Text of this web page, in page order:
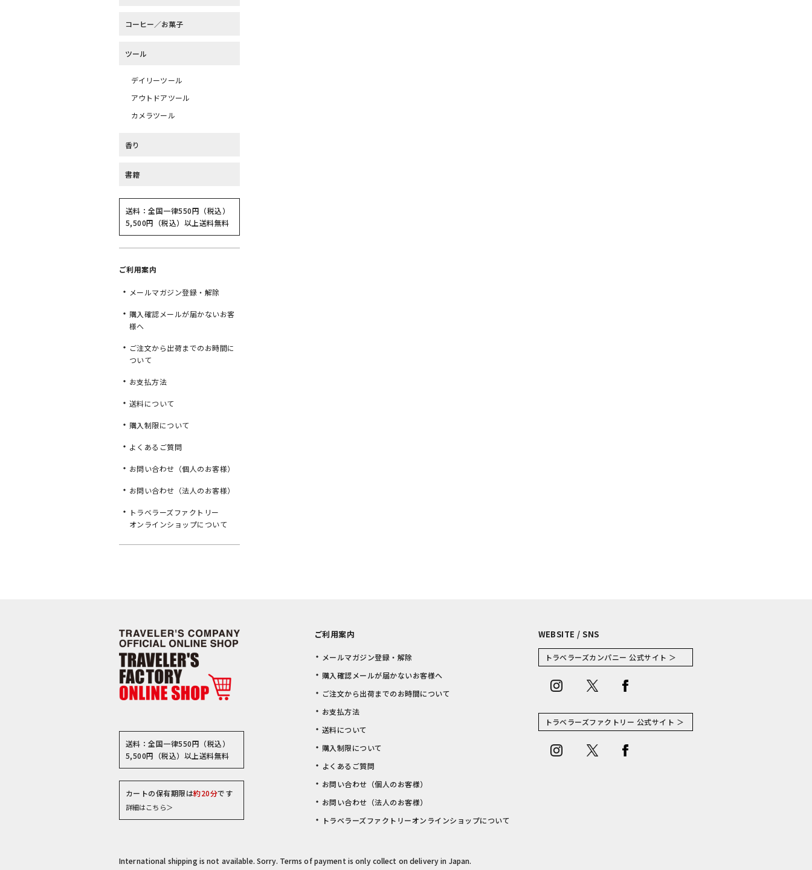
コーヒー／お菓子
ツール
デイリーツール
アウトドアツール
カメラツール
香り
書籍
送料：全国一律550円（税込）
5,500円（税込）以上送料無料
ご利用案内
メールマガジン登録・解除
購入確認メールが届かないお客
様へ
ご注文から出荷までのお時間に
ついて
お支払方法
送料について
購入制限について
よくあるご質問
お問い合わせ（個人のお客様）
お問い合わせ（法人のお客様）
トラベラーズファクトリー
オンラインショップについて
送料：全国一律550円（税込）
5,500円（税込）以上送料無料
カートの保有期限は約20分です
詳細はこちら＞
ご利用案内
メールマガジン登録・解除
購入確認メールが届かないお客様へ
ご注文から出荷までのお時間について
お支払方法
送料について
購入制限について
よくあるご質問
お問い合わせ（個人のお客様）
お問い合わせ（法人のお客様）
トラベラーズファクトリーオンラインショップについて
WEBSITE / SNS
トラベラーズカンパニー 公式サイト ＞
トラベラーズファクトリー 公式サイト ＞
International shipping is not available. Sorry. Terms of payment is only collect on delivery in Japan.